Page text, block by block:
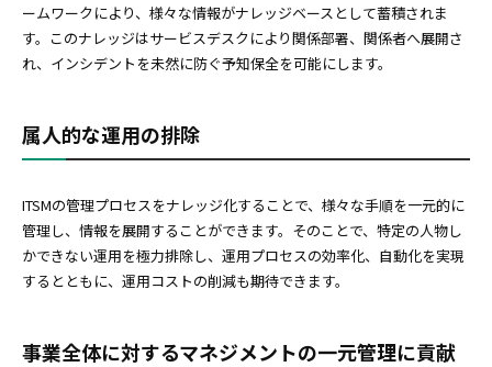
ームワークにより、様々な情報がナレッジベースとして蓄積されま
す。このナレッジはサービスデスクにより関係部署、関係者へ展開さ
れ、インシデントを未然に防ぐ予知保全を可能にします。
属人的な運用の排除
ITSMの管理プロセスをナレッジ化することで、様々な手順を一元的に
管理し、情報を展開することができます。そのことで、特定の人物し
かできない運用を極力排除し、運用プロセスの効率化、自動化を実現
するとともに、運用コストの削減も期待できます。
事業全体に対するマネジメントの一元管理に貢献